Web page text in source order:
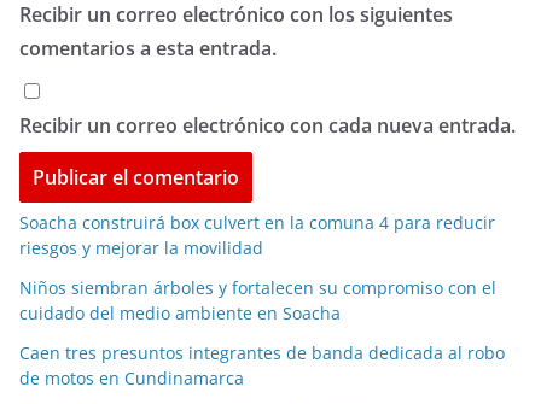
Recibir un correo electrónico con los siguientes
comentarios a esta entrada.
Recibir un correo electrónico con cada nueva entrada.
Soacha construirá box culvert en la comuna 4 para reducir
riesgos y mejorar la movilidad
Niños siembran árboles y fortalecen su compromiso con el
cuidado del medio ambiente en Soacha
Caen tres presuntos integrantes de banda dedicada al robo
de motos en Cundinamarca